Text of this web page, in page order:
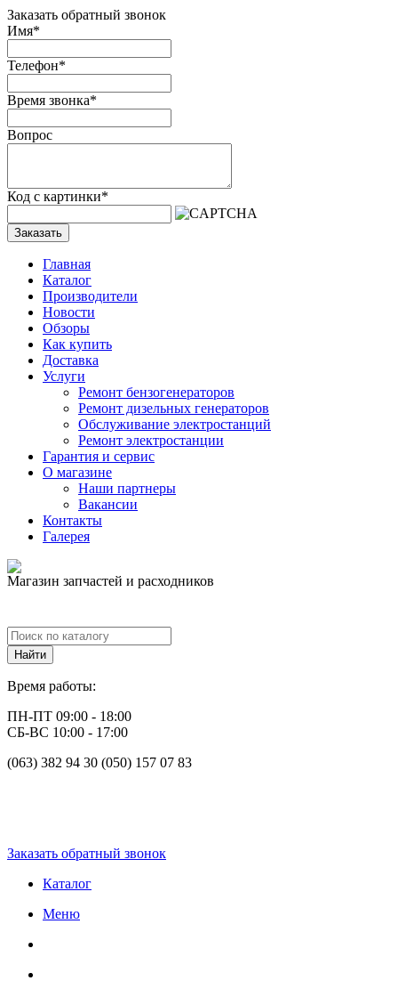
Заказать обратный звонок
Имя*
Телефон*
Время звонка*
Вопрос
Код с картинки*
Заказать
Главная
Каталог
Производители
Новости
Обзоры
Как купить
Доставка
Услуги
Ремонт бензогенераторов
Ремонт дизельных генераторов
Обслуживание электростанций
Ремонт электростанции
Гарантия и сервис
О магазине
Наши партнеры
Вакансии
Контакты
Галерея
Магазин запчастей и расходников
Время работы:
ПН-ПТ 09:00 - 18:00
СБ-ВС 10:00 - 17:00
(063) 382 94 30 (050) 157 07 83
Заказать обратный звонок
Каталог
Меню